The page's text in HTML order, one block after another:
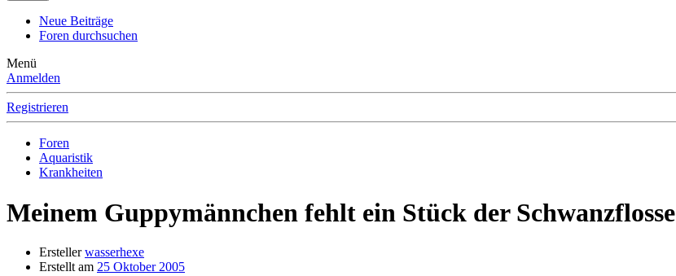
Neue Beiträge
Foren durchsuchen
Menü
Anmelden
Registrieren
Foren
Aquaristik
Krankheiten
Meinem Guppymännchen fehlt ein Stück der Schwanzflosse
Ersteller wasserhexe
Erstellt am 25 Oktober 2005